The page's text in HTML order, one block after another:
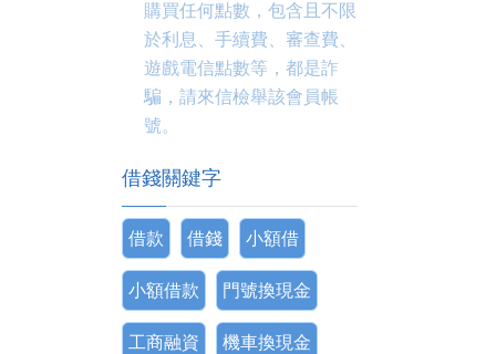
購買任何點數，包含且不限
於利息、手續費、審查費、
遊戲電信點數等，都是詐
騙，請來信檢舉該會員帳
號。
借錢關鍵字
借款 借錢 小額借
小額借款 門號換現金
工商融資 機車換現金